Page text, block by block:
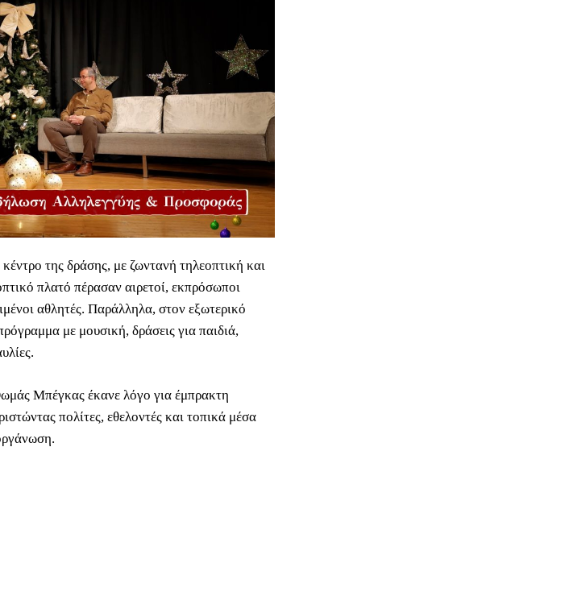
της δράσης, με ζωντανή τηλεοπτική και
πλατό πέρασαν αιρετοί, εκπρόσωποι
αθλητές. Παράλληλα, στον εξωτερικό
με μουσική, δράσεις για παιδιά,
Μπέγκας έκανε λόγο για έμπρακτη
πολίτες, εθελοντές και τοπικά μέσα